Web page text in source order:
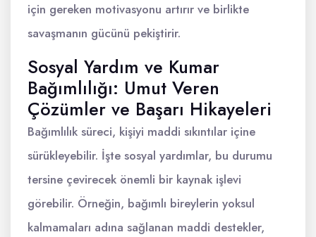
için gereken motivasyonu artırır ve birlikte
savaşmanın gücünü pekiştirir.
Sosyal Yardım ve Kumar
Bağımlılığı: Umut Veren
Çözümler ve Başarı Hikayeleri
Bağımlılık süreci, kişiyi maddi sıkıntılar içine
sürükleyebilir. İşte sosyal yardımlar, bu durumu
tersine çevirecek önemli bir kaynak işlevi
görebilir. Örneğin, bağımlı bireylerin yoksul
kalmamaları adına sağlanan maddi destekler,